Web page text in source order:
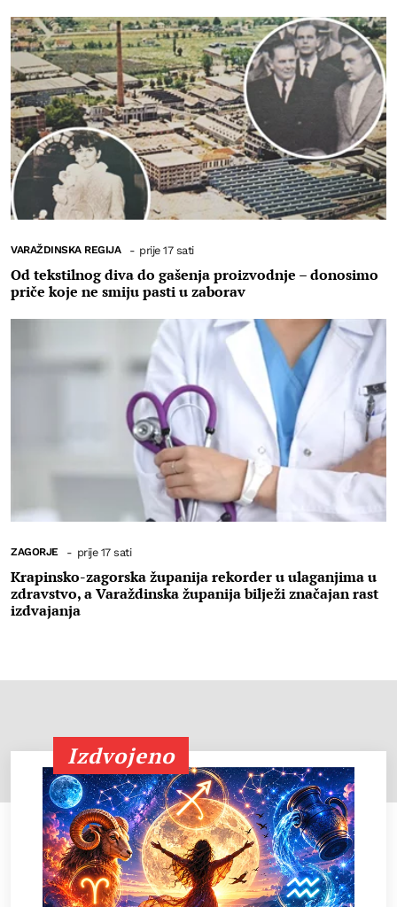
VARAŽDINSKA REGIJA - prije 17 sati
Od tekstilnog diva do gašenja proizvodnje – donosimo
priče koje ne smiju pasti u zaborav
ZAGORJE - prije 17 sati
Krapinsko-zagorska županija rekorder u ulaganjima u
zdravstvo, a Varaždinska županija bilježi značajan rast
izdvajanja
Izdvojeno